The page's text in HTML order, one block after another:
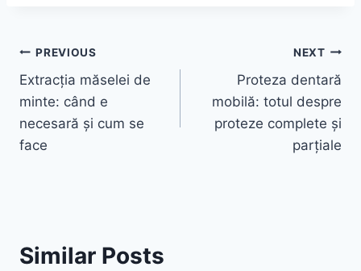
Navigare
în
articole
PREVIOUS
Extracția măselei de
minte: când e
necesară și cum se
face
NEXT
Proteza dentară
mobilă: totul despre
proteze complete și
parțiale
Similar Posts